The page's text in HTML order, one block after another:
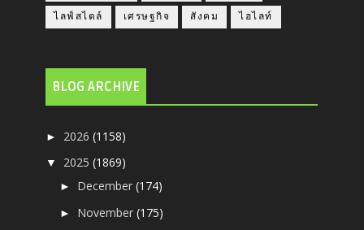
ไลฟ์สไตล์ เศรษฐกิจ สังคม ไฮไลท์
BLOG ARCHIVE
► 2026(1158)
▼ 2025(1869)
► December(174)
► November(175)